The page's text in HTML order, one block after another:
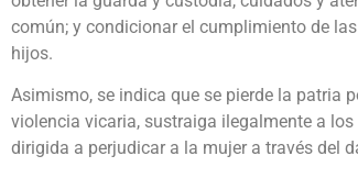
común; y condicionar el cumplimiento de
hijos.
Asimismo, se indica que se pierde la patria
violencia vicaria, sustraiga ilegalmente a
dirigida a perjudicar a la mujer a través del